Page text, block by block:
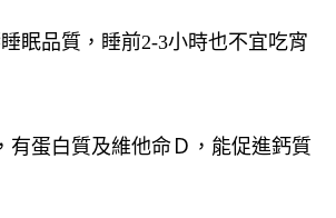
眠品質，睡前2-3小時也不宜吃宵
蛋白質及維他命Ｄ，能促進鈣質